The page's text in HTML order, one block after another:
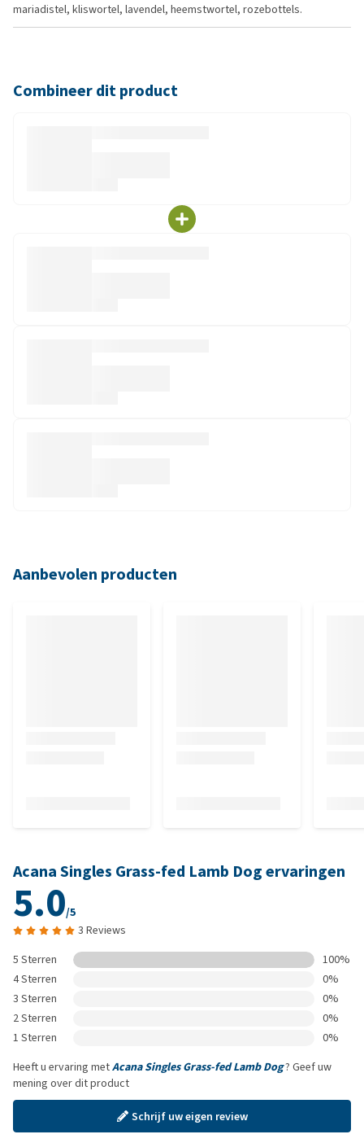
mariadistel, kliswortel, lavendel, heemstwortel, rozebottels.
Combineer dit product
Aanbevolen producten
Acana Singles Grass-fed Lamb Dog ervaringen
5.0/5
3 Reviews
5 Sterren
100%
4 Sterren
0%
3 Sterren
0%
2 Sterren
0%
1 Sterren
0%
Heeft u ervaring metAcana Singles Grass-fed Lamb Dog? Geef uw
mening over dit product
Schrijf uw eigen review